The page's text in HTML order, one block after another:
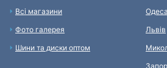
Всі магазини
Фото галерея
Шини та диски оптом
Одеса
Львів